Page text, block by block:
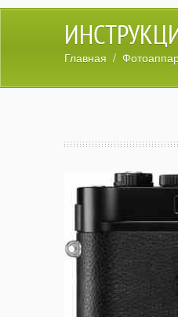
Главная /